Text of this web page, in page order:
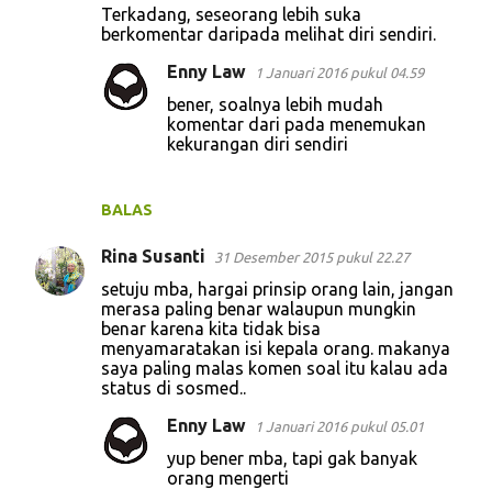
Terkadang, seseorang lebih suka
berkomentar daripada melihat diri sendiri.
BALAS
Enny Law 1 Januari 2016 pukul 04.59
bener, soalnya lebih mudah
komentar dari pada menemukan
kekurangan diri sendiri
Rina Susanti 31 Desember 2015 pukul 22.27
setuju mba, hargai prinsip orang lain, jangan
merasa paling benar walaupun mungkin
benar karena kita tidak bisa
menyamaratakan isi kepala orang. makanya
saya paling malas komen soal itu kalau ada
status di sosmed..
Enny Law 1 Januari 2016 pukul 05.01
yup bener mba, tapi gak banyak
orang mengerti